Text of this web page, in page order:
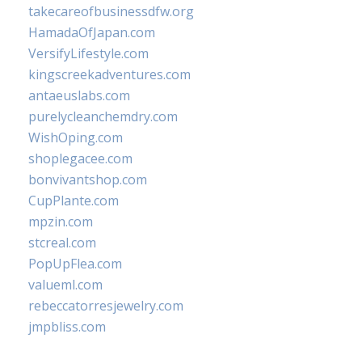
takecareofbusinessdfw.org
HamadaOfJapan.com
VersifyLifestyle.com
kingscreekadventures.com
antaeuslabs.com
purelycleanchemdry.com
WishOping.com
shoplegacee.com
bonvivantshop.com
CupPlante.com
mpzin.com
stcreal.com
PopUpFlea.com
valueml.com
rebeccatorresjewelry.com
jmpbliss.com